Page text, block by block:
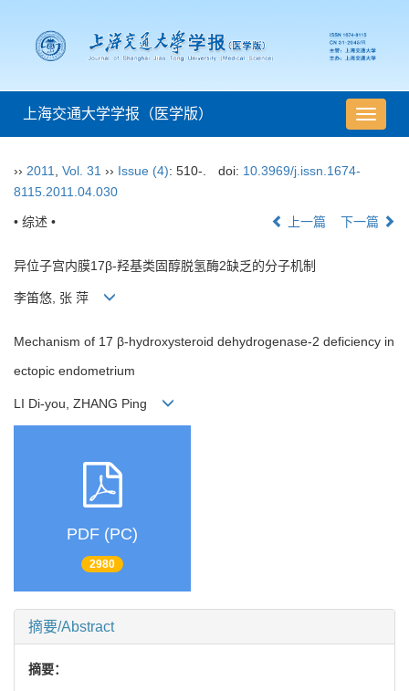
导
航
上海交通大学学报（医学版）
›› 2011 Vol. 31 ›› Issue (4): 510-. doi: 10.3969/j.issn.1674-
8115.2011.04.030
• 综述 • 上一篇 下一篇
异位子宫内膜17β-羟基类固醇脱氢酶2缺乏的分子机制
李笛悠, 张 萍
Mechanism of 17 β-hydroxysteroid dehydrogenase-2 deficiency in
ectopic endometrium
LI Di-you, ZHANG Ping
PDF (PC)
2980
摘要/Abstract
摘要：